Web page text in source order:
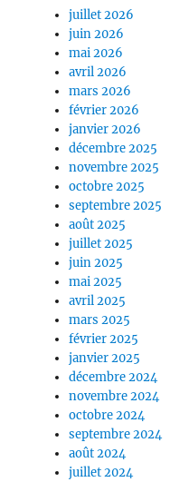
juillet 2026
juin 2026
mai 2026
avril 2026
mars 2026
février 2026
janvier 2026
décembre 2025
novembre 2025
octobre 2025
septembre 2025
août 2025
juillet 2025
juin 2025
mai 2025
avril 2025
mars 2025
février 2025
janvier 2025
décembre 2024
novembre 2024
octobre 2024
septembre 2024
août 2024
juillet 2024